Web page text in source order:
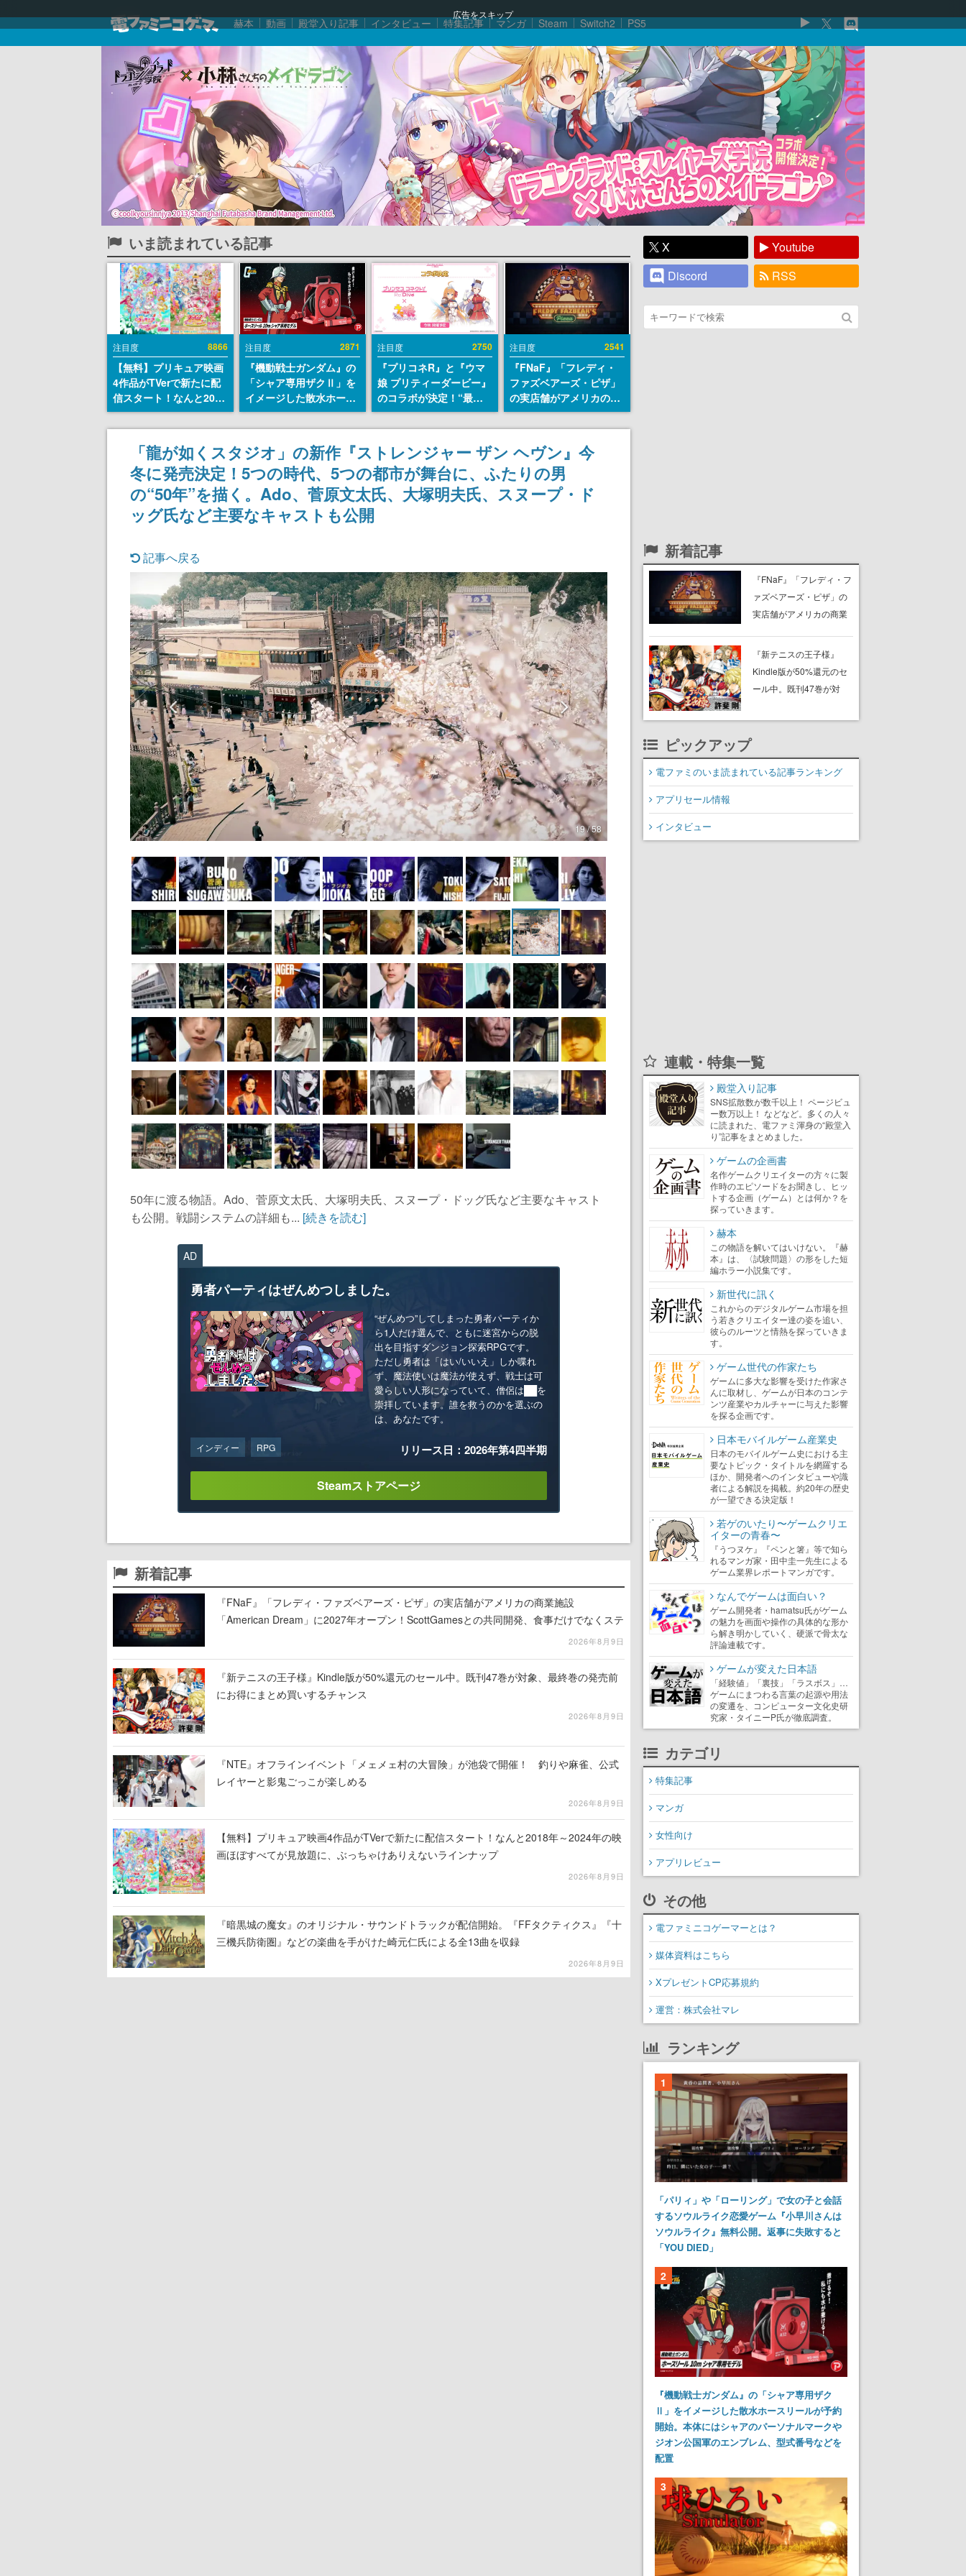
広告をスキップ
赫本 動画 殿堂入り記事 インタビュー 特集記事 マンガ Steam Switch2 PS5
いま読まれている記事
注目度 8866
【無料】プリキュア映画
4作品がTVerで新たに配
信スタート！なんと2018
年～2024年の映画ほぼす
べてが見放題に、ぶっち
ゃけありえないラインナ
注目度 2871
『機動戦士ガンダム』の
「シャア専用ザクⅡ」を
イメージした散水ホース
リールが予約開始。本体
にはシャアのパーソナル
マークやジオン公国軍の
エンブレム、型式番号な
どを配置
注目度 2750
『プリコネR』と『ウマ
娘 プリティーダービー』
のコラボが決定！“最大
170連無料”の8.5周年キ
ャンペーンなども発表
注目度 2541
『FNaF』「フレディ・
ファズベアーズ・ピザ」
の実店舗がアメリカの商
業施設「American
Dream」に2027年オープ
ン！ScottGamesとの共
同開発、食事だけでなく
ステージショーや没入型
のホラー体験も楽しめる
「龍が如くスタジオ」の新作『ストレンジャー ザン ヘヴン』今
冬に発売決定！5つの時代、5つの都市が舞台に、ふたりの男
の“50年”を描く。Ado、菅原文太氏、大塚明夫氏、スヌープ・ド
ッグ氏など主要なキャストも公開
記事へ戻る
19 / 58
50年に渡る物語。Ado、菅原文太氏、大塚明夫氏、スヌープ・ドッグ氏など主要なキャスト
も公開。戦闘システムの詳細も... [続きを読む]
AD
勇者パーティはぜんめつしました。
“ぜんめつ”してしまった勇者パーティか
ら1人だけ選んで、ともに迷宮からの脱
出を目指すダンジョン探索RPGです。
ただし勇者は「はい/いいえ」しか喋れ
ず、魔法使いは魔法が使えず、戦士は可
愛らしい人形になっていて、僧侶は██を
崇拝しています。誰を救うのかを選ぶの
は、あなたです。
インディー RPG リリース日：2026年第4四半期
Steamストアページ
新着記事
『FNaF』「フレディ・ファズベアーズ・ピザ」の実店舗がアメリカの商業施設
「American Dream」に2027年オープン！ScottGamesとの共同開発、食事だけでなくステ
2026年8月9日
『新テニスの王子様』Kindle版が50%還元のセール中。既刊47巻が対象、最終巻の発売前
にお得にまとめ買いするチャンス
2026年8月9日
『NTE』オフラインイベント「メェメェ村の大冒険」が池袋で開催！ 釣りや麻雀、公式
レイヤーと影鬼ごっこが楽しめる
2026年8月9日
【無料】プリキュア映画4作品がTVerで新たに配信スタート！なんと2018年～2024年の映
画ほぼすべてが見放題に、ぶっちゃけありえないラインナップ
2026年8月9日
『暗黒城の魔女』のオリジナル・サウンドトラックが配信開始。『FFタクティクス』『十
三機兵防衛圏』などの楽曲を手がけた崎元仁氏による全13曲を収録
2026年8月9日
X
Youtube
Discord
RSS
新着記事
『FNaF』「フレディ・フ
ァズベアーズ・ピザ」の
実店舗がアメリカの商業
に2027年オープン！
ScottGamesとの共同開
発、食事だけでなくステ
『新テニスの王子様』
Kindle版が50%還元のセ
ール中。既刊47巻が対
得にまとめ買いするチャ
ピックアップ
電ファミのいま読まれている記事ランキング
アプリセール情報
インタビュー
連載・特集一覧
殿堂入り記事
SNS拡散数が数千以上！ ページビュ
ー数万以上！ などなど。多くの人々
に読まれた、電ファミ渾身の“殿堂入
り”記事をまとめました。
ゲームの企画書
名作ゲームクリエイターの方々に製
作時のエピソードをお聞きし、ヒッ
トする企画（ゲーム）とは何か？を
探っていきます。
赫本
この物語を解いてはいけない。『赫
本』は、〈試験問題〉の形をした短
編ホラー小説集です。
新世代に訊く
これからのデジタルゲーム市場を担
う若きクリエイター達の姿を追い、
彼らのルーツと情熱を探っていきま
す。
ゲーム世代の作家たち
ゲームに多大な影響を受けた作家さ
んに取材し、ゲームが日本のコンテ
ンツ産業やカルチャーに与えた影響
を探る企画です。
日本モバイルゲーム産業史
日本のモバイルゲーム史における主
要なトピック・タイトルを網羅する
ほか、開発者へのインタビューや識
者による解説を掲載。約20年の歴史
が一望できる決定版！
若ゲのいたり〜ゲームクリエ
イターの青春〜
『うつヌケ』『ペンと箸』等で知ら
れるマンガ家・田中圭一先生による
ゲーム業界レポートマンガです。
なんでゲームは面白い？
ゲーム開発者・hamatsu氏がゲーム
の魅力を画面や操作の具体的な形か
ら解き明かしていく、硬派で骨太な
評論連載です。
ゲームが変えた日本語
「経験値」「裏技」「ラスボス」…
ゲームにまつわる言葉の起源や用法
の変遷を、コンピューター文化史研
究家・タイニーP氏が徹底調査。
カテゴリ
特集記事
マンガ
女性向け
アプリレビュー
その他
電ファミニコゲーマーとは？
媒体資料はこちら
XプレゼントCP応募規約
運営：株式会社マレ
ランキング
1
「パリィ」や「ローリング」で女の子と会話
するソウルライク恋愛ゲーム『小早川さんは
ソウルライク』無料公開。返事に失敗すると
「YOU DIED」
2
『機動戦士ガンダム』の「シャア専用ザク
Ⅱ」をイメージした散水ホースリールが予約
開始。本体にはシャアのパーソナルマークや
ジオン公国軍のエンブレム、型式番号などを
配置
3